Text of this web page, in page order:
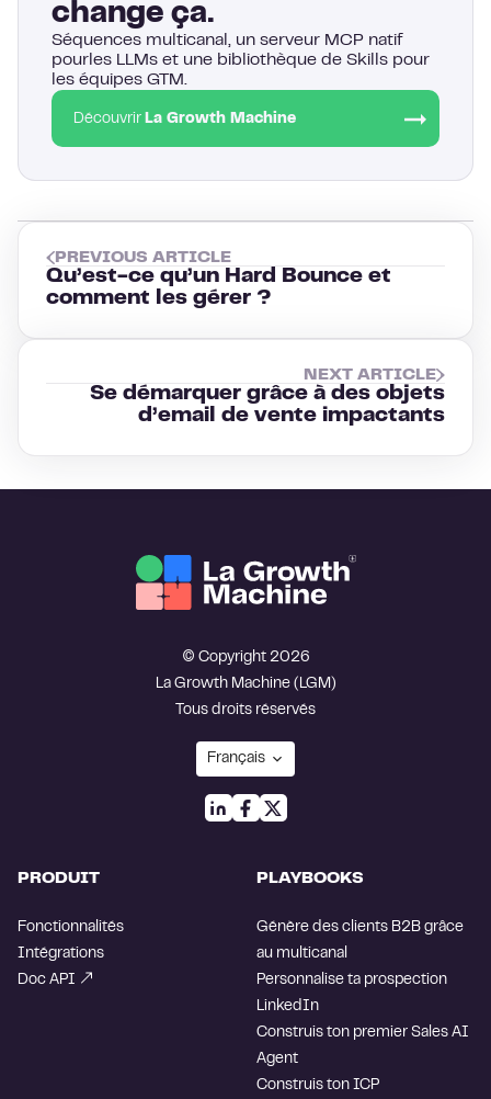
change ça.
Séquences multicanal, un serveur MCP natif
pourles LLMs et une bibliothèque de Skills pour
les équipes GTM.
Découvrir La Growth Machine
PREVIOUS ARTICLE
Qu’est-ce qu’un Hard Bounce et
comment les gérer ?
NEXT ARTICLE
Se démarquer grâce à des objets
d’email de vente impactants
© Copyright 2026
La Growth Machine (LGM)
Tous droits réservés
PRODUIT
Fonctionnalités
Intégrations
Doc API
PLAYBOOKS
Génère des clients B2B grâce
au multicanal
Personnalise ta prospection
LinkedIn
Construis ton premier Sales AI
Agent
Construis ton ICP